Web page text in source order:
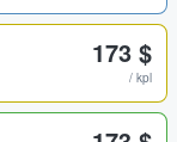
173 $
/ kpl